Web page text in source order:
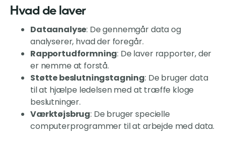
Hvad de laver
Dataanalyse: De gennemgår data og
analyserer, hvad der foregår.
Rapportudformning: De laver rapporter, der
er nemme at forstå.
Støtte beslutningstagning: De bruger data
til at hjælpe ledelsen med at træffe kloge
beslutninger.
Værktøjsbrug: De bruger specielle
computerprogrammer til at arbejde med data.